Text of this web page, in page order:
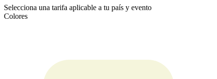
Selecciona una tarifa aplicable a tu país y evento
Colores